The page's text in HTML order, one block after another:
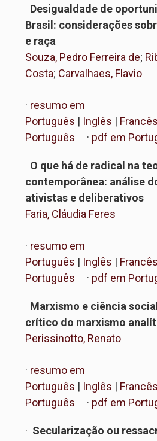
Desigualdade de
Brasil: considerações
e raça
Souza, Pedro Ferreira de;
Costa; Carvalhaes, Flavio
· resumo em
Português | Inglês | Francês
Português · pdf em
O que há de radical na
contemporânea: análise
ativistas e deliberativos
Faria, Cláudia Feres
· resumo em
Português | Inglês | Francês
Português · pdf em
Marxismo e ciência
crítico do marxismo
Perissinotto, Renato
· resumo em
Português | Inglês | Francês
Português · pdf em
· Secularização ou